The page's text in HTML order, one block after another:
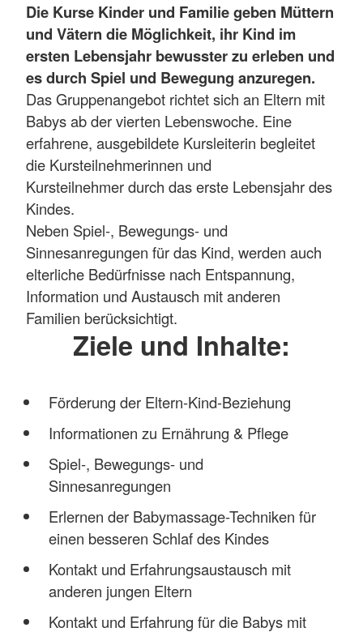
Die Kurse Kinder und Familie geben Müttern
und Vätern die Möglichkeit, ihr Kind im
ersten Lebensjahr bewusster zu erleben und
es durch Spiel und Bewegung anzuregen.
Das Gruppenangebot richtet sich an Eltern mit
Babys ab der vierten Lebenswoche. Eine
erfahrene, ausgebildete Kursleiterin begleitet
die Kursteilnehmerinnen und
Kursteilnehmer durch das erste Lebensjahr des
Kindes.
Neben Spiel-, Bewegungs- und
Sinnesanregungen für das Kind, werden auch
elterliche Bedürfnisse nach Entspannung,
Information und Austausch mit anderen
Familien berücksichtigt.
Ziele und Inhalte:
Förderung der Eltern-Kind-Beziehung
Informationen zu Ernährung & Pflege
Spiel-, Bewegungs- und
Sinnesanregungen
Erlernen der Babymassage-Techniken für
einen besseren Schlaf des Kindes
Kontakt und Erfahrungsaustausch mit
anderen jungen Eltern
Kontakt und Erfahrung für die Babys mit